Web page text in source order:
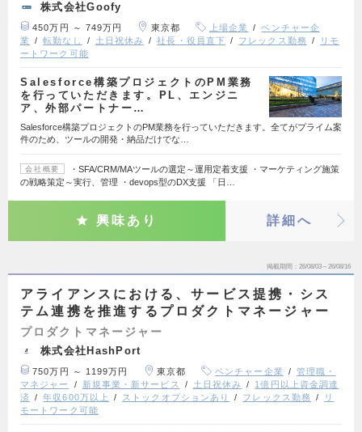
株式会社Goofy
450万円 ～ 749万円 東京都 上場企業
ベンチャー企
業
転勤なし 土日祝休み 社長・役員直下 フレックス勤務
リモ
ートワーク可能
Salesforce構築プロジェクトのPM業務
を行っていただきます。PL、エンジニ
ア、外部パートナー…
Salesforce構築プロジェクトのPM業務を行っていただきます。全てがプライム案
件のため、ツールの開発・納品だけでな…
会社概要
・SFA/CRM/MAツールの選定～運用定着支援 ・マーケティング施策
の戦略策定～実行、管理 ・devops型のDX支援 「日…
興味あり 詳細へ
掲載期間 26/08/03～26/08/16
アライアンスにおける、サービス提携・シス
テム連携を推進するプロダクトマネージャー
プロダクトマネージャー
株式会社HashPort
750万円 ～ 1199万円 東京都 ベンチャー企業
管理職・
マネジャー
新規事業・新サービス 土日祝休み
1億円以上資金調達
済
年収600万以上 ストックオプションあり フレックス勤務
リ
モートワーク可能